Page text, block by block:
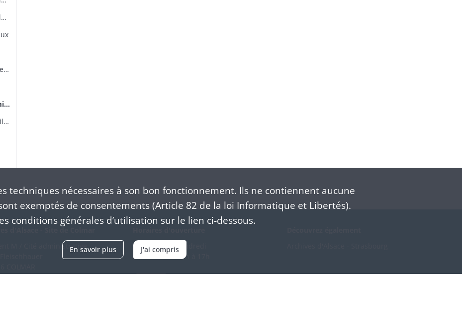
Fonds du comité supérieur d’instruction primaire de Mulhouse: lettres émanant des préfets et sous-préfets
Bordereaux des titres de recettes transmis à la recette des finances d’Altkirch par la sous-préfecture
Listes de tirage au sort annotées des décisions du conseil de révision (classe 1870)
M / Cité administrative
3 89 21 97 00
Du mardi au vendredi
en continu de 9h à 17h
techniques nécessaires à son bon fonctionnement. Ils ne contiennent aucune
exemptés de consentements (Article 82 de la loi Informatique et Libertés).
conditions générales d’utilisation sur le lien ci-dessous.
En savoir plus J'ai compris